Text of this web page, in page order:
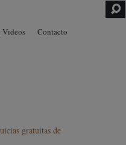
Videos Contacto
gratuitas de